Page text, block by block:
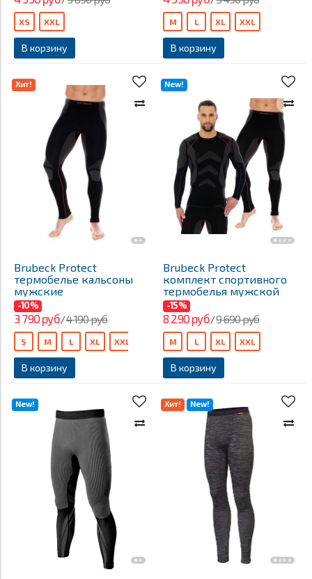
В корзину
XS XXL
В корзину
M L XL XXL
Хит!
Brubeck Protect
термобелье кальсоны
мужские
-10%
3 790 руб/4 190 руб
В корзину
S M L XL XXL
New!
Brubeck Protect
комплект спортивного
термобелья мужской
-15%
8 290 руб/9 690 руб
В корзину
M L XL XXL
New! Хит! New!